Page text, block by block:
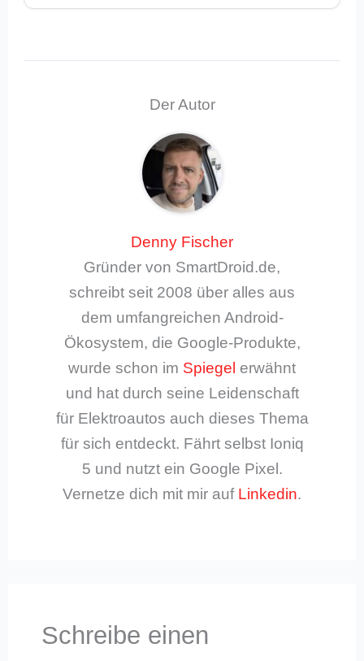
Der Autor
Denny Fischer
Gründer von SmartDroid.de,
schreibt seit 2008 über alles aus
dem umfangreichen Android-
Ökosystem, die Google-Produkte,
wurde schon im Spiegel erwähnt
und hat durch seine Leidenschaft
für Elektroautos auch dieses Thema
für sich entdeckt. Fährt selbst Ioniq
5 und nutzt ein Google Pixel.
Vernetze dich mit mir auf Linkedin.
Schreibe einen